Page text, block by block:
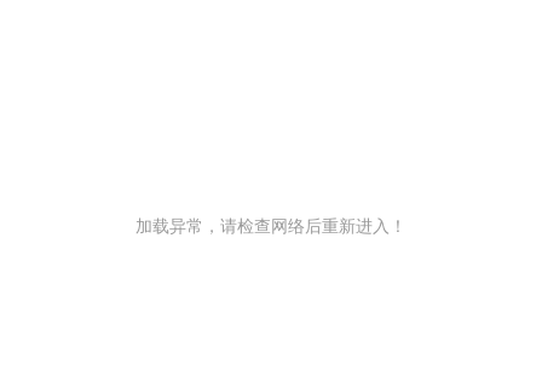
加载异常，请检查网络后重新进入！